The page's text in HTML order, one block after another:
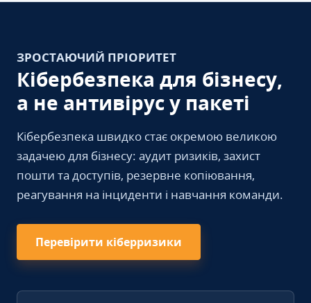
ЗРОСТАЮЧИЙ ПРІОРИТЕТ
Кібербезпека для бізнесу,
а не антивірус у пакеті
Кібербезпека швидко стає окремою великою
задачею для бізнесу: аудит ризиків, захист
пошти та доступів, резервне копіювання,
реагування на інциденти і навчання команди.
Перевірити кіберризики